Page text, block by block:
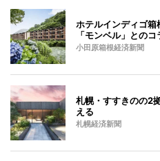
ホテルインディゴ
「モンベル」との
小田原箱根経済新聞
札幌・すすきのの2
える
札幌経済新聞